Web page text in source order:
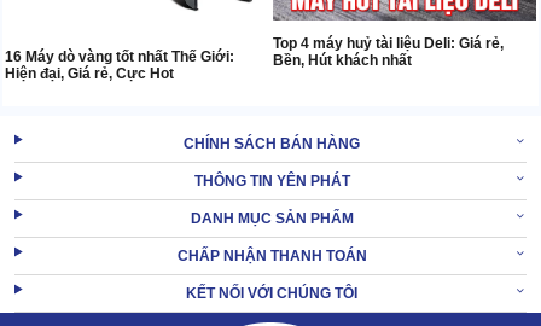
16 Máy dò vàng tốt nhất Thế Giới:
Hiện đại, Giá rẻ, Cực Hot
Top 4 máy huỷ tài liệu Deli: Giá rẻ,
Bền, Hút khách nhất
CHÍNH SÁCH BÁN HÀNG
THÔNG TIN YÊN PHÁT
DANH MỤC SẢN PHẨM
CHẤP NHẬN THANH TOÁN
KẾT NỐI VỚI CHÚNG TÔI